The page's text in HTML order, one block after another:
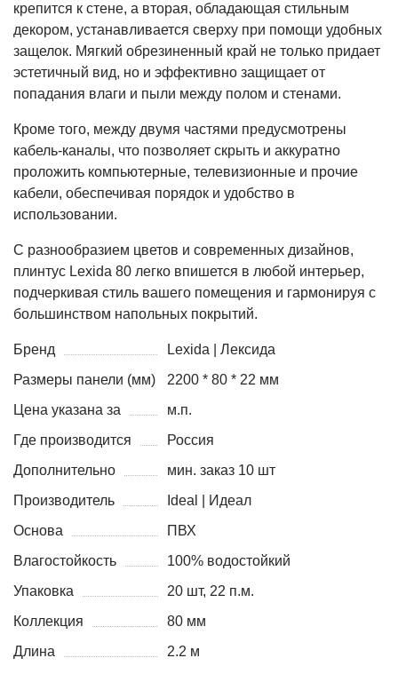
крепится к стене, а вторая, обладающая стильным
декором, устанавливается сверху при помощи удобных
защелок. Мягкий обрезиненный край не только придает
эстетичный вид, но и эффективно защищает от
попадания влаги и пыли между полом и стенами.
Кроме того, между двумя частями предусмотрены
кабель-каналы, что позволяет скрыть и аккуратно
проложить компьютерные, телевизионные и прочие
кабели, обеспечивая порядок и удобство в
использовании.
С разнообразием цветов и современных дизайнов,
плинтус Lexida 80 легко впишется в любой интерьер,
подчеркивая стиль вашего помещения и гармонируя с
большинством напольных покрытий.
Бренд
Lexida | Лексида
Размеры панели (мм)
2200 * 80 * 22 мм
Цена указана за
м.п.
Где производится
Россия
Дополнительно
мин. заказ 10 шт
Производитель
Ideal | Идеал
Основа
ПВХ
Влагостойкость
100% водостойкий
Упаковка
20 шт, 22 п.м.
Коллекция
80 мм
Длина
2.2 м